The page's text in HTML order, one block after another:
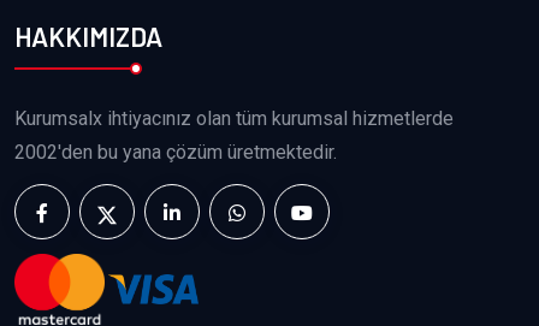
HAKKIMIZDA
Kurumsalx ihtiyacınız olan tüm kurumsal hizmetlerde
2002'den bu yana çözüm üretmektedir.